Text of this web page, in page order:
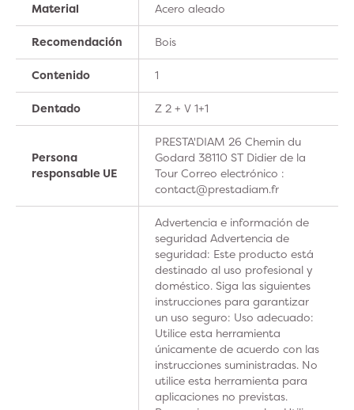
Material Acero aleado
Recomendación Bois
Contenido 1
Dentado Z 2 + V 1+1
Persona
responsable UE
PRESTA'DIAM 26 Chemin du
Godard 38110 ST Didier de la
Tour Correo electrónico :
contact@prestadiam.fr
Advertencia e información de
seguridad Advertencia de
seguridad: Este producto está
destinado al uso profesional y
doméstico. Siga las siguientes
instrucciones para garantizar
un uso seguro: Uso adecuado:
Utilice esta herramienta
únicamente de acuerdo con las
instrucciones suministradas. No
utilice esta herramienta para
aplicaciones no previstas.